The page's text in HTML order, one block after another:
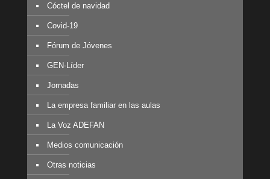
Cóctel de navidad
Covid-19
Fórum de Jóvenes
GEN-Líder
Jornadas
La empresa familiar en las aulas
La Voz ADEFAN
Medios comunicación
Otras noticias